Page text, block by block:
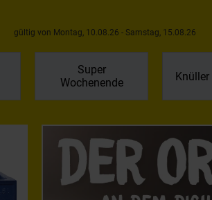
gültig von Montag, 10.08.26 - Samstag, 15.08.26
Super
Wochenende
Knüller